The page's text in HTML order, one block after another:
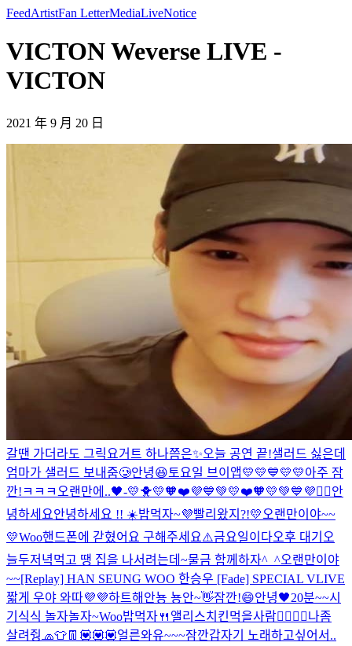
FeedArtistFan LetterMediaLiveNotice
VICTON Weverse LIVE -
VICTON
2021 年 9 月 20 日
갈땐 가더라도 그릭요거트 하나쯤은✨오늘 공연 끝!샐러드 싫은데
엄마가 샐러드 보내줌🥲안녕😆토요일 브이앱💛💛💙💛💛아주 잠
깐!ㅋㅋㅋ 오랜만에..🖤-💛🐥💛🧡❤️💜💙💚💛❤️🧡💛💚💙💜❤️‍🔥안
녕하세요안녕하세요 !! ☀️밥먹자~💜빨리왔지?!💛 오랜만이야~~
💛Woo핸드폰에 갇혔어요 구해주세요⚠️금요일이다오후 대기 오
늘두저녁먹고 땡 집을 나서려는데~물금 함께하자^_^오랜만이야
~~[Replay] HAN SEUNG WOO 한승우 [Fade] SPECIAL VLIVE
짧게 우야 와따💜💜하트해 안뇽 뇽안~👋잠깐!😄안녕🖤20분~~시
기식식 놀자놀자~Woo밥먹자🍴 앨리스치킨먹을사람🙋‍♀️🙋‍♂️나좀
살려줭 🧢👕👖 💟💟💟얼른와유~~~잠깐갑자기 노래하고싶어서..